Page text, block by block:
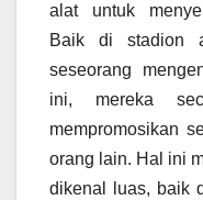
alat untuk
Baik di stadion
seseorang
ini, mereka
mempromosikan
orang lain. Hal ini
dikenal luas, baik